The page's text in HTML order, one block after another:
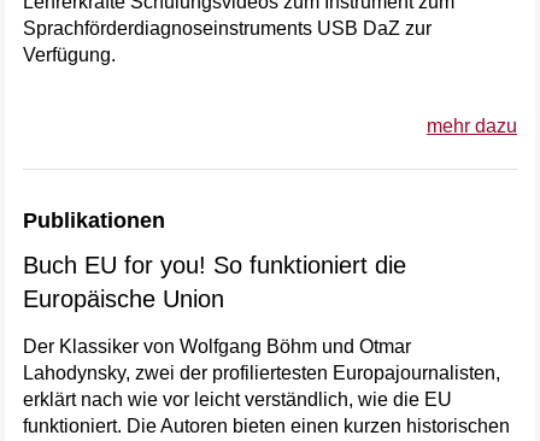
Sprachförderdiagnoseinstruments USB DaZ zur
Verfügung.
mehr dazu
Publikationen
Buch EU for you! So funktioniert die
Europäische Union
Der Klassiker von Wolfgang Böhm und Otmar
Lahodynsky, zwei der profiliertesten Europajournalisten,
erklärt nach wie vor leicht verständlich, wie die EU
funktioniert. Die Autoren bieten einen kurzen historischen